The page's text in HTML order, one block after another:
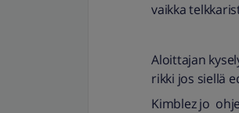
vaikka
Aloittajan
rikki jos siellä
Kimblez jo